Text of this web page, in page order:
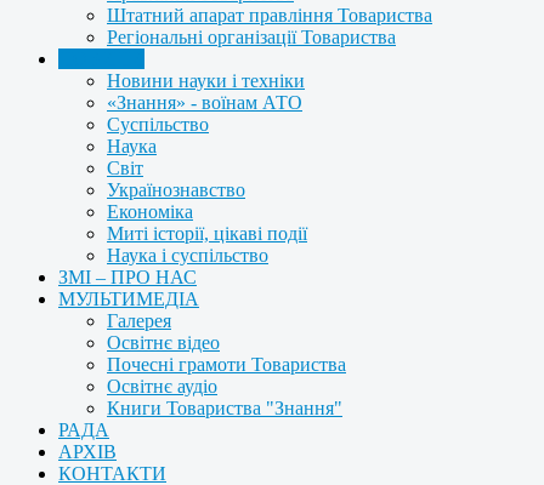
Штатний апарат правління Товариства
Регіональні організації Товариства
Новини науки і техніки
«Знання» - воїнам АТО
Суспільство
Наука
Світ
Українознавство
Економіка
Миті історії, цікаві події
Наука і суспільство
ЗМІ – ПРО НАС
МУЛЬТИМЕДІА
Галерея
Освітнє відео
Почесні грамоти Товариства
Освітнє аудіо
Книги Товариства "Знання"
РАДА
АРХІВ
КОНТАКТИ